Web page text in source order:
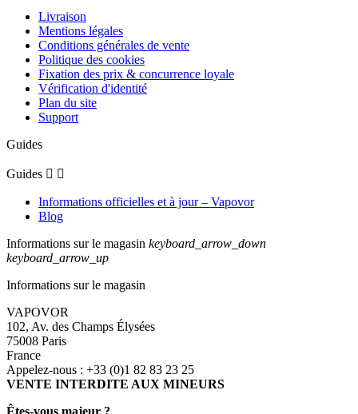
Livraison
Mentions légales
Conditions générales de vente
Politique des cookies
Fixation des prix & concurrence loyale
Vérification d'identité
Plan du site
Support
Guides
Guides  
Informations officielles et à jour – Vapovor
Blog
Informations sur le magasin keyboard_arrow_down
keyboard_arrow_up
Informations sur le magasin
VAPOVOR
102, Av. des Champs Élysées
75008 Paris
France
Appelez-nous : +33 (0)1 82 83 23 25
VENTE INTERDITE AUX MINEURS
Êtes-vous majeur ?